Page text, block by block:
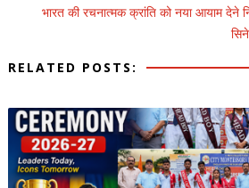
भारत की रचनात्मक क्रांति को नया आयाम देने
RELATED POSTS: